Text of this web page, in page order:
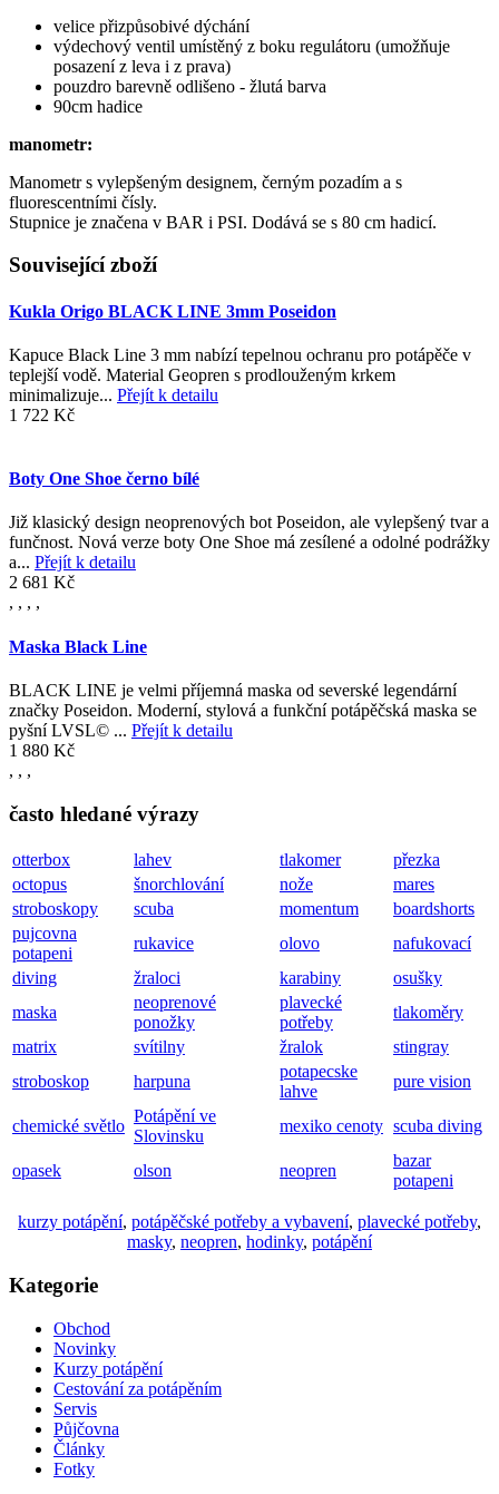
velice přizpůsobivé dýchání
výdechový ventil umístěný z boku regulátoru (umožňuje
posazení z leva i z prava)
pouzdro barevně odlišeno - žlutá barva
90cm hadice
manometr:
Manometr s vylepšeným designem, černým pozadím a s
fluorescentními čísly.
Stupnice je značena v BAR i PSI. Dodává se s 80 cm hadicí.
Související zboží
Kukla Origo BLACK LINE 3mm Poseidon
Kapuce Black Line 3 mm nabízí tepelnou ochranu pro potápěče v
teplejší vodě. Material Geopren s prodlouženým krkem
minimalizuje... Přejít k detailu
1 722 Kč
Boty One Shoe černo bílé
Již klasický design neoprenových bot Poseidon, ale vylepšený tvar a
funčnost. Nová verze boty One Shoe má zesílené a odolné podrážky
a... Přejít k detailu
2 681 Kč
, , , ,
Maska Black Line
BLACK LINE je velmi příjemná maska od severské legendární
značky Poseidon. Moderní, stylová a funkční potápěčská maska se
pyšní LVSL© ... Přejít k detailu
1 880 Kč
, , ,
často hledané výrazy
otterbox lahev tlakomer
přezka
octopus
šnorchlování nože
mares
stroboskopy
scuba momentum
boardshorts
pujcovna
potapeni
rukavice olovo
nafukovací
diving
žraloci karabiny
osušky
maska
neoprenové
ponožky
plavecké
potřeby
tlakoměry
matrix
svítilny žralok
stingray
stroboskop
harpuna
potapecske
lahve
pure vision
chemické světlo
Potápění ve
Slovinsku
mexiko cenoty scuba diving
opasek olson neopren
bazar
potapeni
kurzy potápění, potápěčské potřeby a vybavení, plavecké potřeby,
masky, neopren, hodinky, potápění
Kategorie
Obchod
Novinky
Kurzy potápění
Cestování za potápěním
Servis
Půjčovna
Články
Fotky